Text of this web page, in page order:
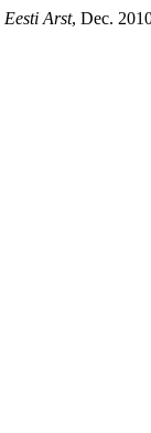
Eesti Arst, Dec.